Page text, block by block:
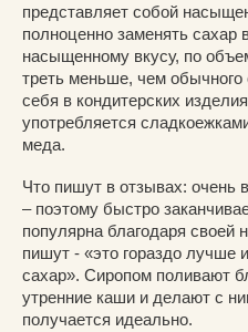
представляет собой
полноценно заменять сахар
насыщенному вкусу, по
треть меньше, чем
себя в кондитерских
употребляется
меда.
Что пишут в отзывах: очень
– поэтому быстро
популярна благодаря своей
пишут - «это гораздо
сахар». Сиропом поливают
утренние каши и делают с
получается идеально.